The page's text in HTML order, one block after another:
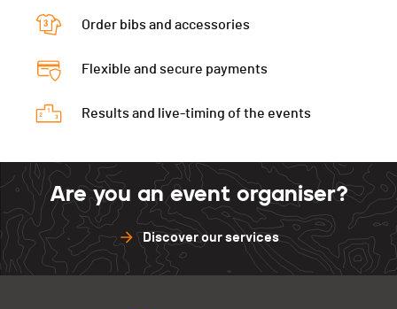
Order bibs and accessories
Flexible and secure payments
Results and live-timing of the events
Are you an event organiser?
Discover our services